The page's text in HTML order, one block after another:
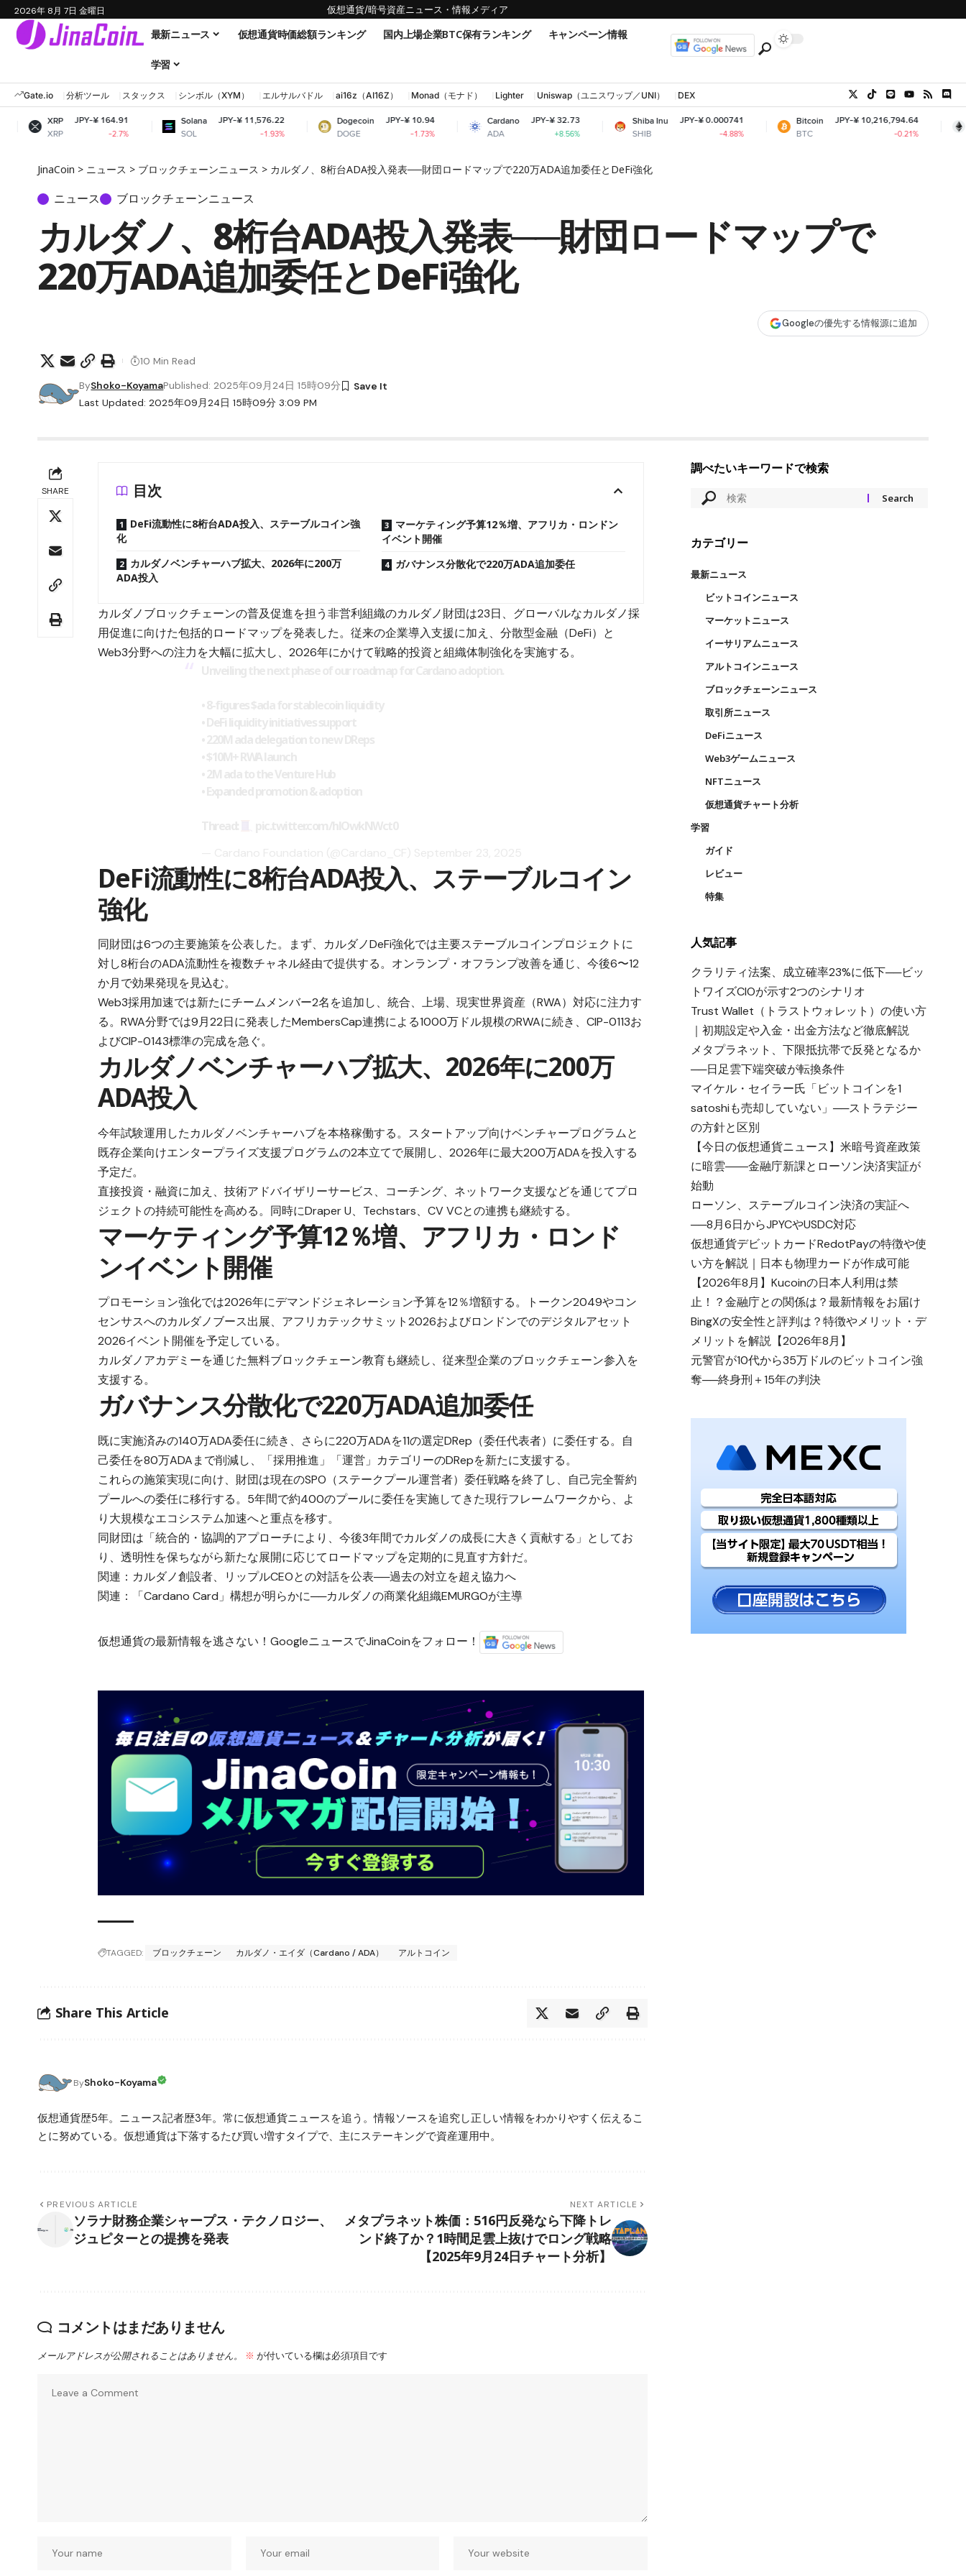
2026年 8月 7日 金曜日 仮想通貨/暗号資産ニュース・情報メディア
最新ニュース 仮想通貨時価総額ランキング 国内上場企業BTC保有ランキング キャンペーン情報
学習
Gate.io 分析ツール スタックス シンボル（XYM） エルサルバドル ai16z（AI16Z） Monad（モナド） Lighter Uniswap（ユニスワップ／UNI） DEX
JPY-¥ 164.91
-2.7%
Solana
SOL
JPY-¥ 11,576.22
Dogecoin
DOGE
JPY-¥ 10.94
-1.73%
Cardano
ADA
JPY-¥ 32.73
+8.56%
Shiba Inu
SHIB
JPY-¥ 0.000741
Bitcoin
BTC
JPY-¥ 10,216,794.64
Ethereum
ETH
JinaCoin > ニュース > ブロックチェーンニュース > カルダノ、8桁台ADA投入発表──財団ロードマップで220万ADA追加委任とDeFi強化
ニュース ブロックチェーンニュース
カルダノ、8桁台ADA投入発表──財団ロードマップで
220万ADA追加委任とDeFi強化
Googleの優先する情報源に追加
Last Updated: 2025年09月24日 15時09分 3:09 PM
ByShoko-KoyamaPublished: 2025年09月24日 15時09分
10 Min Read
SHARE 目次
DeFi流動性に8桁台ADA投入、ステーブルコイン強
化
カルダノベンチャーハブ拡大、2026年に200万
ADA投入
マーケティング予算12％増、アフリカ・ロンドン
イベント開催
ガバナンス分散化で220万ADA追加委任
カルダノブロックチェーンの普及促進を担う非営利組織のカルダノ財団は23日、グローバルなカルダノ採
用促進に向けた包括的ロードマップを発表した。従来の企業導入支援に加え、分散型金融（DeFi）と
Web3分野への注力を大幅に拡大し、2026年にかけて戦略的投資と組織体制強化を実施する。
DeFi流動性に8桁台ADA投入、ステーブルコイン
強化
同財団は6つの主要施策を公表した。まず、カルダノDeFi強化では主要ステーブルコインプロジェクトに
対し8桁台のADA流動性を複数チャネル経由で提供する。オンランプ・オフランプ改善を通じ、今後6〜12
か月で効果発現を見込む。
Web3採用加速では新たにチームメンバー2名を追加し、統合、上場、現実世界資産（RWA）対応に注力す
る。RWA分野では9月22日に発表したMembersCap連携による1000万ドル規模のRWAに続き、CIP-0113お
よびCIP-0143標準の完成を急ぐ。
カルダノベンチャーハブ拡大、2026年に200万
ADA投入
今年試験運用したカルダノベンチャーハブを本格稼働する。スタートアップ向けベンチャープログラムと
既存企業向けエンタープライズ支援プログラムの2本立てで展開し、2026年に最大200万ADAを投入する
予定だ。
直接投資・融資に加え、技術アドバイザリーサービス、コーチング、ネットワーク支援などを通じてプロ
ジェクトの持続可能性を高める。同時にDraper U、Techstars、CV VCとの連携も継続する。
マーケティング予算12％増、アフリカ・ロンド
ンイベント開催
プロモーション強化では2026年にデマンドジェネレーション予算を12％増額する。トークン2049やコン
センサスへのカルダノブース出展、アフリカテックサミット2026およびロンドンでのデジタルアセット
2026イベント開催を予定している。
カルダノアカデミーを通じた無料ブロックチェーン教育も継続し、従来型企業のブロックチェーン参入を
支援する。
ガバナンス分散化で220万ADA追加委任
既に実施済みの140万ADA委任に続き、さらに220万ADAを11の選定DRep（委任代表者）に委任する。自
己委任を80万ADAまで削減し、「採用推進」「運営」カテゴリーのDRepを新たに支援する。
これらの施策実現に向け、財団は現在のSPO（ステークプール運営者）委任戦略を終了し、自己完全誓約
プールへの委任に移行する。5年間で約400のプールに委任を実施してきた現行フレームワークから、よ
り大規模なエコシステム加速へと重点を移す。
同財団は「統合的・協調的アプローチにより、今後3年間でカルダノの成長に大きく貢献する」としてお
り、透明性を保ちながら新たな展開に応じてロードマップを定期的に見直す方針だ。
関連： カルダノ創設者、リップルCEOとの対話を公表──過去の対立を超え協力へ
関連：
「Cardano Card」構想が明らかに──カルダノの商業化組織EMURGOが主導
仮想通貨の最新情報を逃さない！GoogleニュースでJinaCoinをフォロー！
TAGGED: ブロックチェーン カルダノ・エイダ（Cardano / ADA） アルトコイン
Share This Article
ByShoko-Koyama
仮想通貨歴5年。ニュース記者歴3年。常に仮想通貨ニュースを追う。情報ソースを追究し正しい情報をわかりやすく伝えるこ
とに努めている。仮想通貨は下落するたび買い増すタイプで、主にステーキングで資産運用中。
PREVIOUS ARTICLE
ソラナ財務企業シャープス・テクノロジー、
ジュピターとの提携を発表
NEXT ARTICLE
メタプラネット株価：516円反発なら下降トレ
ンド終了か？1時間足雲上抜けでロング戦略
【2025年9月24日チャート分析】
コメントはまだありません
メールアドレスが公開されることはありません。 ※ が付いている欄は必須項目です
調べたいキーワードで検索
カテゴリー
最新ニュース
ビットコインニュース
マーケットニュース
イーサリアムニュース
アルトコインニュース
ブロックチェーンニュース
取引所ニュース
DeFiニュース
Web3ゲームニュース
NFTニュース
仮想通貨チャート分析
学習
ガイド
レビュー
特集
人気記事
クラリティ法案、成立確率23%に低下──ビッ
トワイズCIOが示す2つのシナリオ
Trust Wallet（トラストウォレット）の使い方
｜初期設定や入金・出金方法など徹底解説
メタプラネット、下限抵抗帯で反発となるか
──日足雲下端突破が転換条件
マイケル・セイラー氏「ビットコインを1
satoshiも売却していない」──ストラテジー
の方針と区別
【今日の仮想通貨ニュース】米暗号資産政策
に暗雲――金融庁新課とローソン決済実証が
始動
ローソン、ステーブルコイン決済の実証へ
──8月6日からJPYCやUSDC対応
仮想通貨デビットカードRedotPayの特徴や使
い方を解説｜日本も物理カードが作成可能
【2026年8月】Kucoinの日本人利用は禁
止！？金融庁との関係は？最新情報をお届け
BingXの安全性と評判は？特徴やメリット・デ
メリットを解説【2026年8月】
元警官が10代から35万ドルのビットコイン強
奪──終身刑＋15年の判決